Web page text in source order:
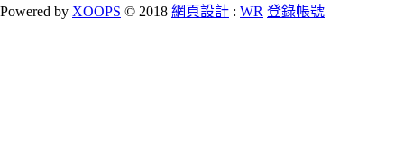
Powered by XOOPS © 2018 網頁設計 : WR 登錄帳號